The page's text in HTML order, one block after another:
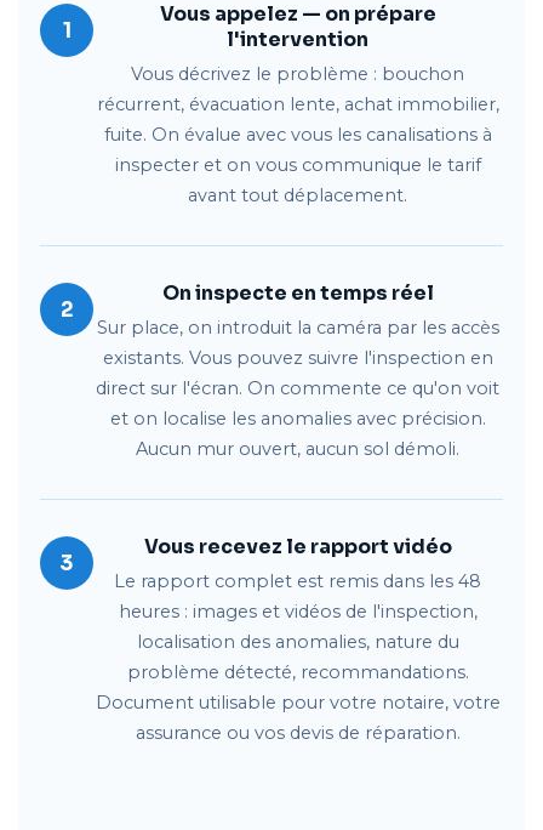
1
Vous appelez — on prépare
l'intervention
Vous décrivez le problème : bouchon
récurrent, évacuation lente, achat immobilier,
fuite. On évalue avec vous les canalisations à
inspecter et on vous communique le tarif
avant tout déplacement.
2
On inspecte en temps réel
Sur place, on introduit la caméra par les accès
existants. Vous pouvez suivre l'inspection en
direct sur l'écran. On commente ce qu'on voit
et on localise les anomalies avec précision.
Aucun mur ouvert, aucun sol démoli.
3
Vous recevez le rapport vidéo
Le rapport complet est remis dans les 48
heures : images et vidéos de l'inspection,
localisation des anomalies, nature du
problème détecté, recommandations.
Document utilisable pour votre notaire, votre
assurance ou vos devis de réparation.